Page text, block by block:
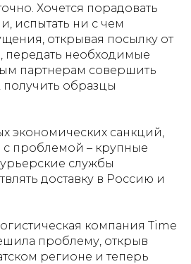
Хочется порадовать
испытать ни с чем
открывая посылку от
передать необходимые
партнерам совершить
образцы
экономических санкций,
с проблемой – крупные
службы
доставку в Россию и
компания Time
проблему, открыв
регионе и теперь